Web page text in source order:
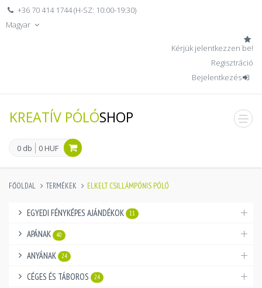
+36 70 414 1744 (H-SZ: 10:00-19:30)
Magyar
Kérjük jelentkezzen be!
Regisztráció
Bejelentkezés
KREATÍV PÓLÓSHOP
0 db 0 HUF
FŐOLDAL TERMÉKEK ELKELT CSILLÁMPÓNIS PÓLÓ
EGYEDI FÉNYKÉPES AJÁNDÉKOK 11
APÁNAK 40
ANYÁNAK 24
CÉGES ÉS TÁBOROS 24